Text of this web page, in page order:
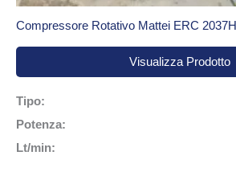
Compressore Rotativo Mattei ERC 2037H
Visualizza Prodotto
Tipo:
Potenza:
Lt/min: